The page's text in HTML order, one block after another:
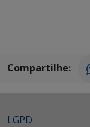
Compartilhe:
LGPD